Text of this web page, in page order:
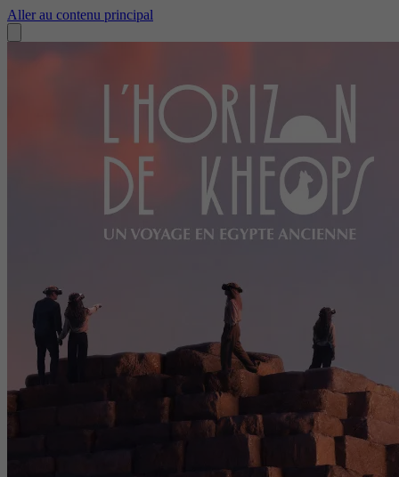
Aller au contenu principal